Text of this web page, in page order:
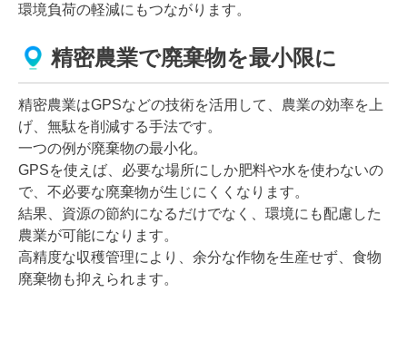
環境負荷の軽減にもつながります。
精密農業で廃棄物を最小限に
精密農業はGPSなどの技術を活用して、農業の効率を上
げ、無駄を削減する手法です。
一つの例が廃棄物の最小化。
GPSを使えば、必要な場所にしか肥料や水を使わないの
で、不必要な廃棄物が生じにくくなります。
結果、資源の節約になるだけでなく、環境にも配慮した
農業が可能になります。
高精度な収穫管理により、余分な作物を生産せず、食物
廃棄物も抑えられます。